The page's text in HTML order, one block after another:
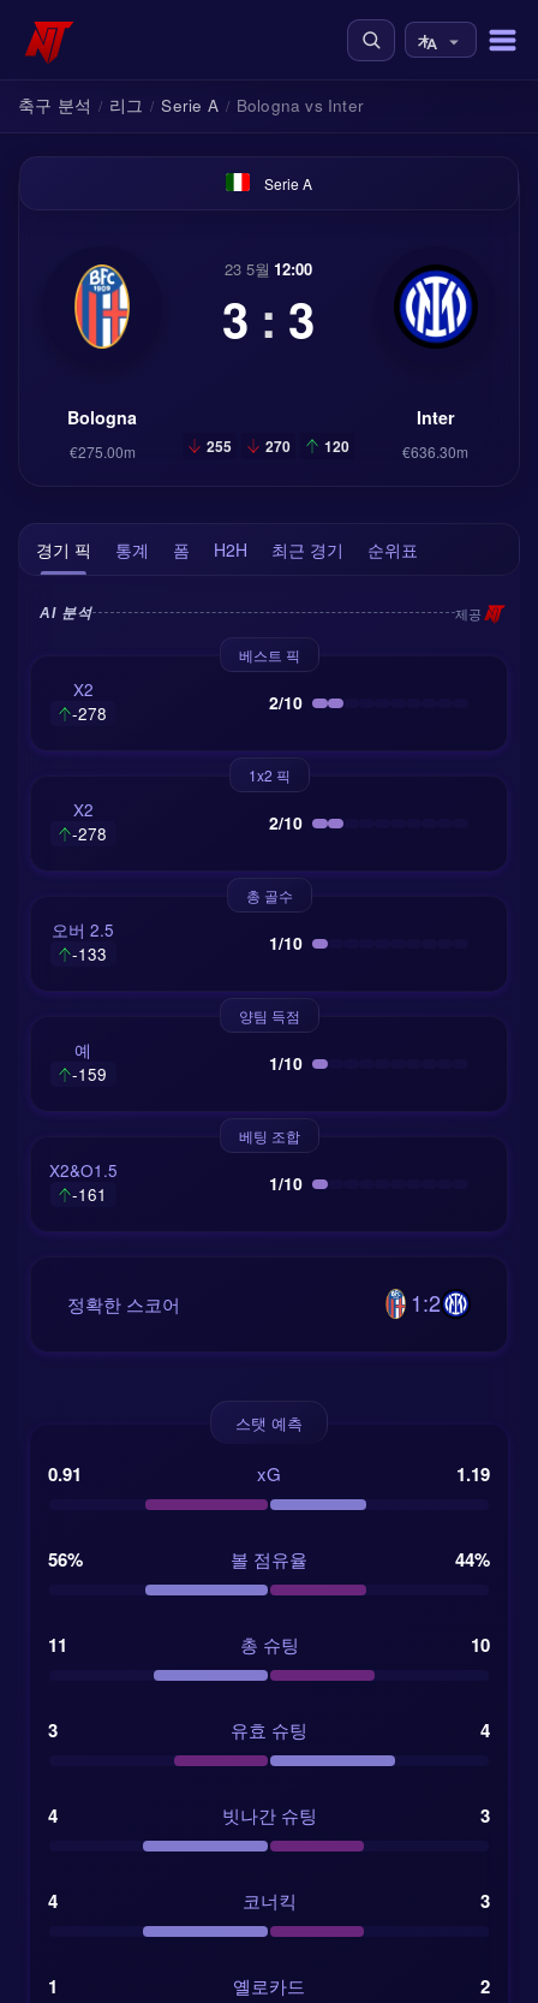
축구 분석 / 리그 / Serie A / Bologna vs Inter
Serie A
Bologna
€275.00m
23 5월 12:00
3 : 3
255 270 120
Inter
€636.30m
경기 픽 통계 폼 H2H 최근 경기 순위표
AI 분석 제공
베스트 픽
X2
-278
2/10
1x2 픽
X2
-278
2/10
총 골수
오버 2.5
-133
1/10
양팀 득점
예
-159
1/10
베팅 조합
X2&O1.5
-161
1/10
정확한 스코어 1:2
스탯 예측
0.91 xG 1.19
56% 볼 점유율 44%
11 총 슈팅 10
3 유효 슈팅 4
4 빗나간 슈팅 3
4 코너킥 3
1 옐로카드 2